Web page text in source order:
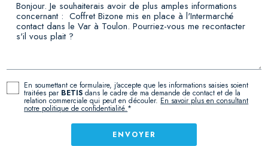
En soumettant ce formulaire, j'accepte que les informations saisies soient
traitées par BETIS dans le cadre de ma demande de contact et de la
relation commerciale qui peut en découler. En savoir plus en consultant
notre politique de confidentialité.*